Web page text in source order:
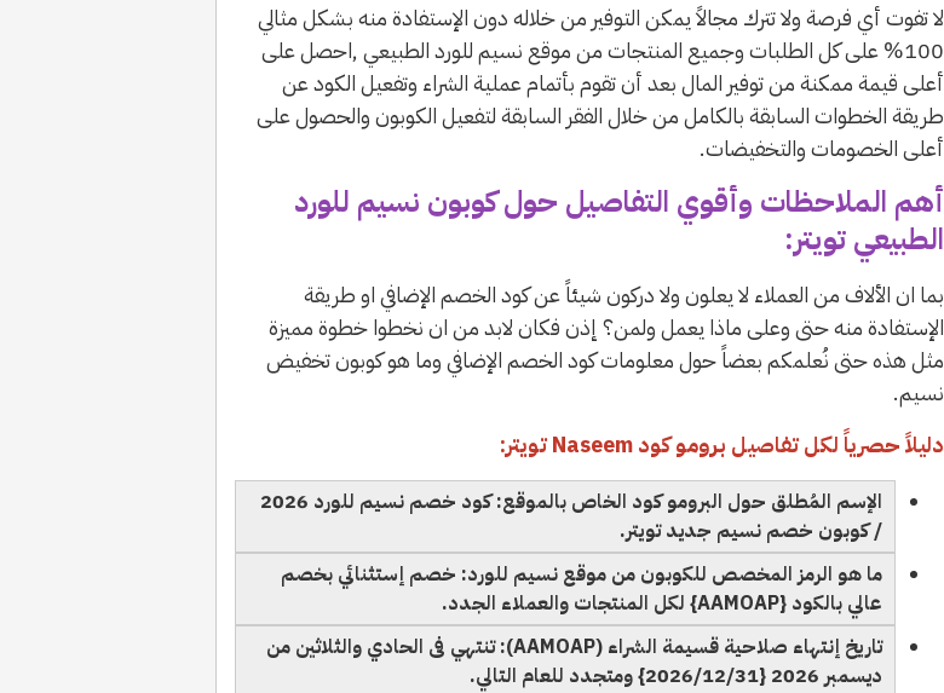
لا تفوت أي فرصة ولا تترك مجالاً يمكن التوفير من خلاله دون الإستفادة منه بشكل مثالي
100% على كل الطلبات وجميع المنتجات من موقع نسيم للورد الطبيعي ,احصل على
أعلى قيمة ممكنة من توفير المال بعد أن تقوم بأتمام عملية الشراء وتفعيل الكود عن
طريقة الخطوات السابقة بالكامل من خلال الفقر السابقة لتفعيل الكوبون والحصول على
أعلى الخصومات والتخفيضات.
أهم الملاحظات وأقوي التفاصيل حول كوبون نسيم للورد
الطبيعي تويتر:
بما ان الألاف من العملاء لا يعلون ولا دركون شيئاً عن كود الخصم الإضافي او طريقة
الإستفادة منه حتى وعلى ماذا يعمل ولمن؟ إذن فكان لابد من ان نخطوا خطوة مميزة
مثل هذه حتى نُعلمكم بعضاً حول معلومات كود الخصم الإضافي وما هو كوبون تخفيض
نسيم.
دليلاً حصرياً لكل تفاصيل برومو كود Naseem تويتر:
الإسم المُطلق حول البرومو كود الخاص بالموقع: كود خصم نسيم للورد 2026
/ كوبون خصم نسيم جديد تويتر.
ما هو الرمز المخصص للكوبون من موقع نسيم للورد: خصم إستثنائي بخصم
عالي بالكود {AAMOAP} لكل المنتجات والعملاء الجدد.
تاريخ إنتهاء صلاحية قسيمة الشراء (AAMOAP): تنتهي فى الحادي والثلاثين من
ديسمبر 2026 {2026/12/31} ومتجدد للعام التالي.